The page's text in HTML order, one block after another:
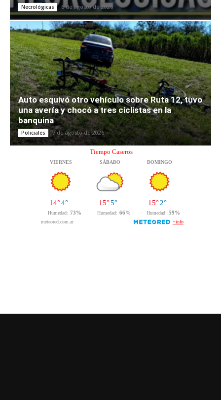
Necrológicas 6 de agosto de 2026
Auto esquivó otro vehículo sobre Ruta 12, tuvo
una avería y chocó a tres ciclistas en la
banquina
Policiales 7 de agosto de 2026